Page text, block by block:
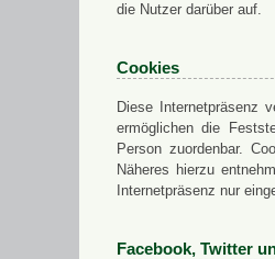
die Nutzer darüber auf.
Cookies
Diese Internetpräsenz
ermöglichen die
Person zuordenbar.
Näheres hierzu
Internetpräsenz nur
Facebook, Twitter